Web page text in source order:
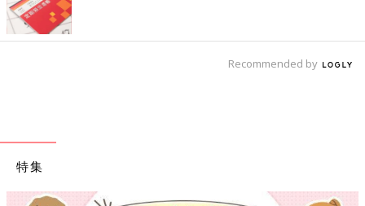
Recommended by
特集